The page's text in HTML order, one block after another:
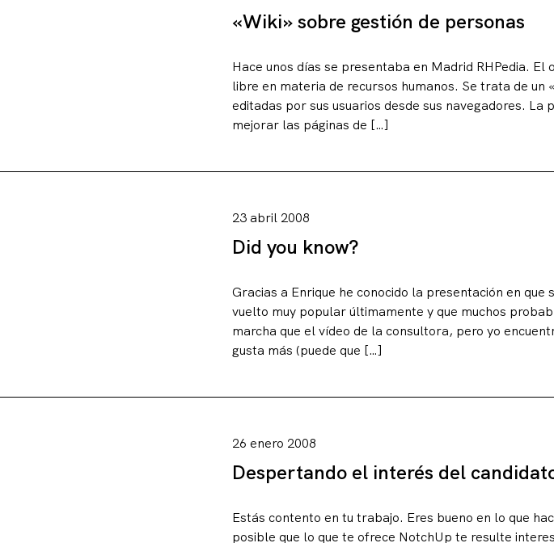
Artículos
Charlas y conferencias
«Wiki» sobre gestión de personas
Hace unos días se presentaba en Madrid RHPedia.
libre en materia de recursos humanos. Se trata de un
editadas por sus usuarios desde sus navegadores.
mejorar las páginas de […]
23 abril 2008
Did you know?
Gracias a Enrique he conocido la presentación en que
vuelto muy popular últimamente y que muchos
marcha que el vídeo de la consultora, pero yo
gusta más (puede que […]
26 enero 2008
Despertando el interés del
Estás contento en tu trabajo. Eres bueno en lo que
posible que lo que te ofrece NotchUp te resulte